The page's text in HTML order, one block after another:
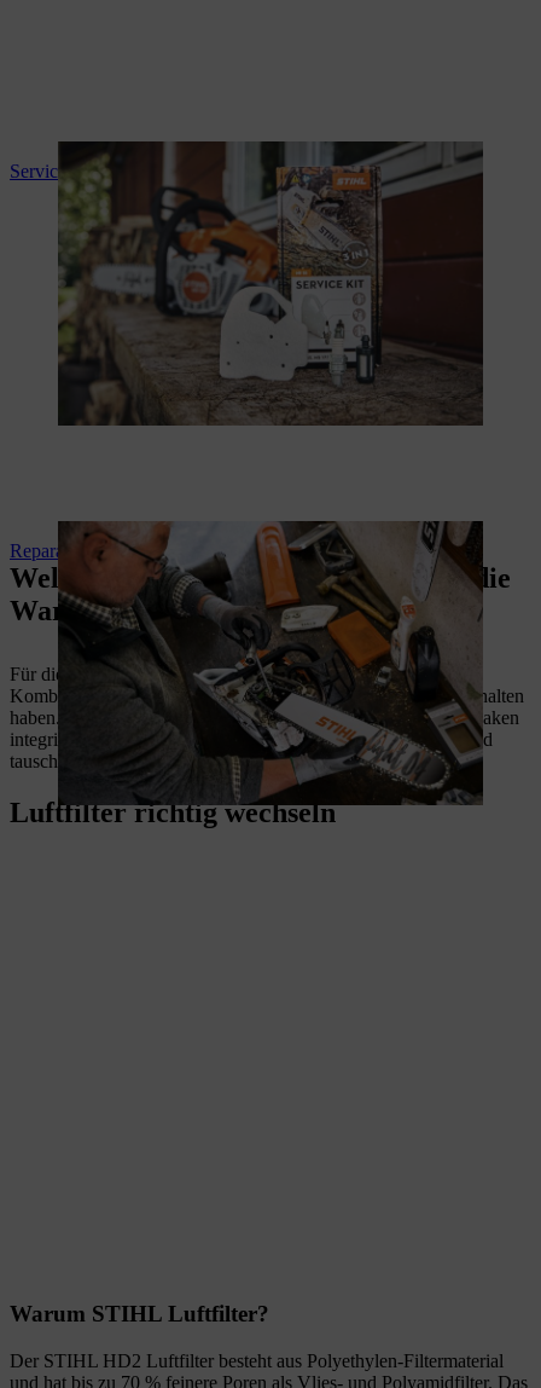
Service Kits
Reparatur und Wartung
Welche Werkzeuge verwende ich für die
Wartung?
Für die Wartung verwenden Sie am besten den praktischen
Kombischlüssel, den Sie bereits mit Ihrer STIHL Maschine erhalten
haben. Im Verpackungskarton des Service Kits ist ein Kartonhaken
integriert. Damit können Sie den Kraftstofffilter entnehmen und
tauschen. Sie benötigen kein zusätzliches Werkzeug.
Luftfilter richtig wechseln
Warum STIHL Luftfilter?
Der STIHL HD2 Luftfilter besteht aus Polyethylen-Filtermaterial
und hat bis zu 70 % feinere Poren als Vlies- und Polyamidfilter. Das